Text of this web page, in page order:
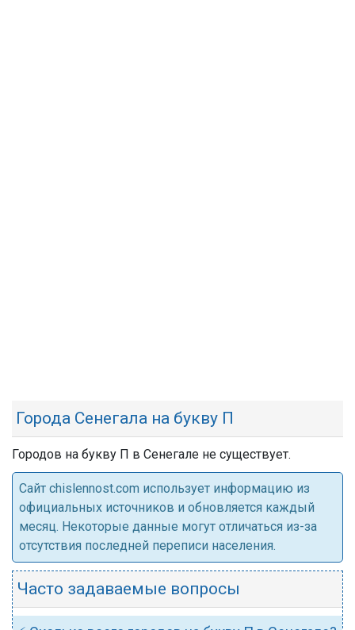
Города Сенегала на букву П
Городов на букву П в Сенегале не существует.
Cайт chislennost.com использует информацию из
официальных источников и обновляется каждый
месяц. Некоторые данные могут отличаться из-за
отсутствия последней переписи населения.
Часто задаваемые вопросы